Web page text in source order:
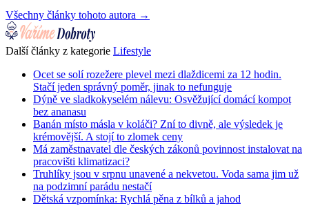
Všechny články tohoto autora →
Další články z kategorie Lifestyle
Ocet se solí rozežere plevel mezi dlaždicemi za 12 hodin.
Stačí jeden správný poměr, jinak to nefunguje
Dýně ve sladkokyselém nálevu: Osvěžující domácí kompot
bez ananasu
Banán místo másla v koláči? Zní to divně, ale výsledek je
krémovější. A stojí to zlomek ceny
Má zaměstnavatel dle českých zákonů povinnost instalovat na
pracovišti klimatizaci?
Truhlíky jsou v srpnu unavené a nekvetou. Voda sama jim už
na podzimní parádu nestačí
Dětská vzpomínka: Rychlá pěna z bílků a jahod